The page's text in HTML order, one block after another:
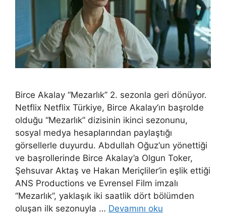
Birce Akalay “Mezarlık” 2. sezonla geri dönüyor.
Netflix Netflix Türkiye, Birce Akalay‘ın başrolde
olduğu “Mezarlık” dizisinin ikinci sezonunu,
sosyal medya hesaplarından paylaştığı
görsellerle duyurdu. Abdullah Oğuz‘un yönettiği
ve başrollerinde Birce Akalay’a Olgun Toker,
Şehsuvar Aktaş ve Hakan Meriçliler‘in eşlik ettiği
ANS Productions ve Evrensel Film imzalı
“Mezarlık”, yaklaşık iki saatlik dört bölümden
oluşan ilk sezonuyla … Devamını oku